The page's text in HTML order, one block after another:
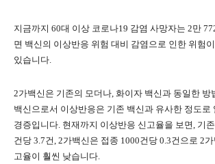
지금까지 60대 이상 코로나19 감염 사망자는 2만
면 백신의 이상반응 위험 대비 감염으로 인한 위험
있습니다.
2가백신은 기존의 모더나, 화이자 백신과 동일한 방
백신으로서 이상반응은 기존 백신과 유사한 정도로
경증입니다. 현재까지 이상반응 신고율을 보면, 기
건당 3.7건, 2가백신은 접종 1000건당 0.3건으로 2
고율이 훨씬 낮습니다.